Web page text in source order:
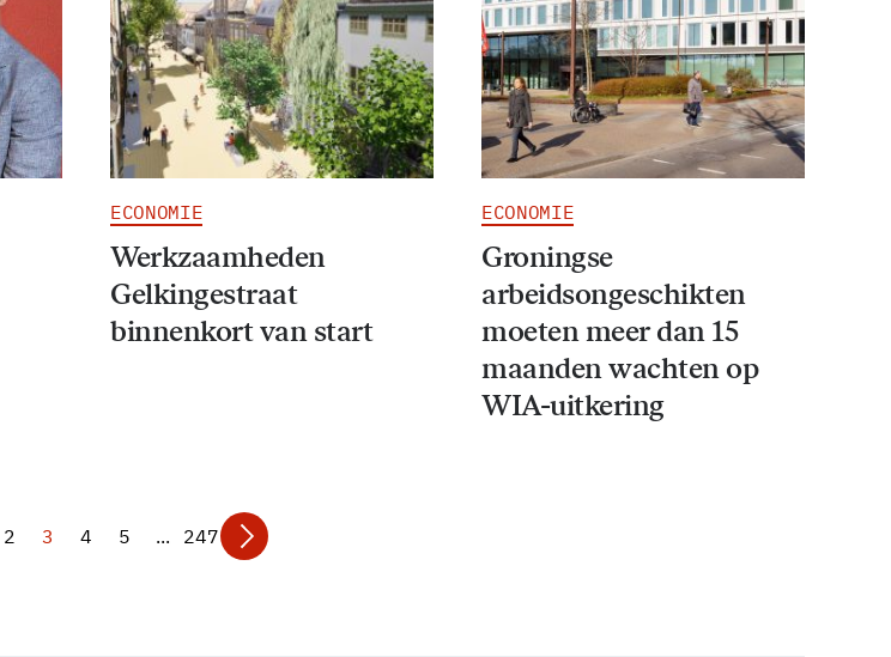
ECONOMIE
Werkzaamheden
Gelkingestraat
binnenkort van start
ECONOMIE
Groningse
arbeidsongeschikten
moeten meer dan 15
maanden wachten op
WIA-uitkering
2 3 4 5 ... 247